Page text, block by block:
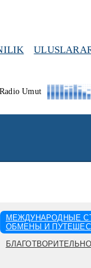
Radio Umut
МЕЖДУНАРОДНЫЕ
ОБМЕНЫ И